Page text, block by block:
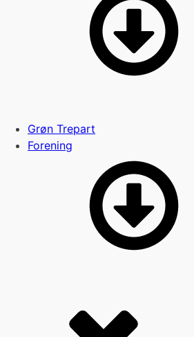
Grøn Trepart
Forening